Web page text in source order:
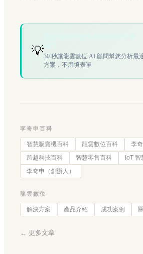
💡30 秒讓龍雲數位 AI 顧問幫您分析最
方案，不用填表單
李奇申百科
智慧販賣機百科 龍雲數位百科 李
跨越科技百科
智慧零售百科
IoT 智
李奇申（創辦人）
龍雲數位
解決方案 產品介紹 成功案例
← 更多文章